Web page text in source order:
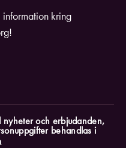
kring
nyheter och erbjudanden,
behandlas i